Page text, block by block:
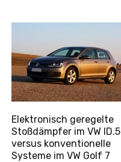
Elektronisch geregelte
Stoßdämpfer im VW ID.5
versus konventionelle
Systeme im VW Golf 7